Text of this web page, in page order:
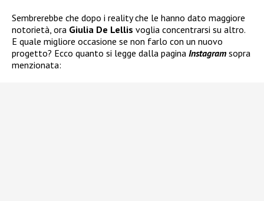
Sembrerebbe che dopo i reality che le hanno dato maggiore
notorietà, ora Giulia De Lellis voglia concentrarsi su altro.
E quale migliore occasione se non farlo con un nuovo
progetto? Ecco quanto si legge dalla pagina Instagram sopra
menzionata: